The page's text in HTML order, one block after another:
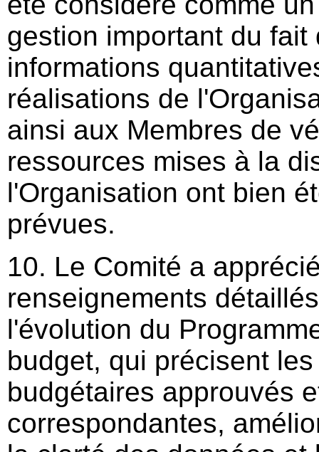
gestion important du fait
informations
réalisations de
ainsi aux Membres de
ressources mises à la
l'Organisation ont bien
prévues.
10. Le Comité a
renseignements
l'évolution du
budget, qui précisent
budgétaires approuvés
correspondantes,